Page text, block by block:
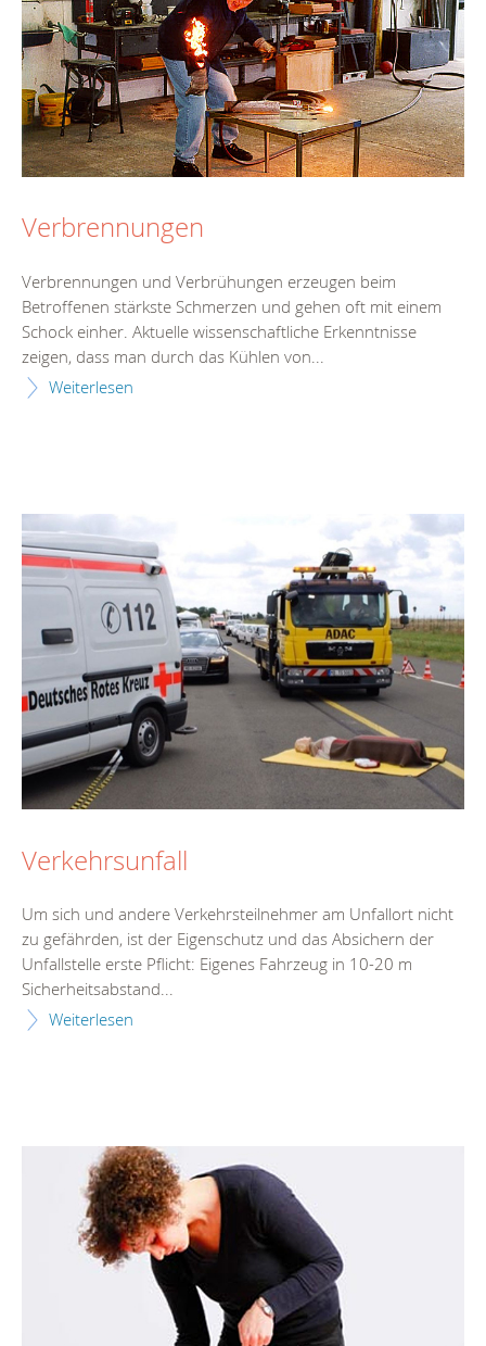
Verbrennungen
Verbrennungen und Verbrühungen erzeugen beim
Betroffenen stärkste Schmerzen und gehen oft mit einem
Schock einher. Aktuelle wissenschaftliche Erkenntnisse
zeigen, dass man durch das Kühlen von...
Weiterlesen
Verkehrsunfall
Um sich und andere Verkehrsteilnehmer am Unfallort nicht
zu gefährden, ist der Eigenschutz und das Absichern der
Unfallstelle erste Pflicht: Eigenes Fahrzeug in 10-20 m
Sicherheitsabstand...
Weiterlesen